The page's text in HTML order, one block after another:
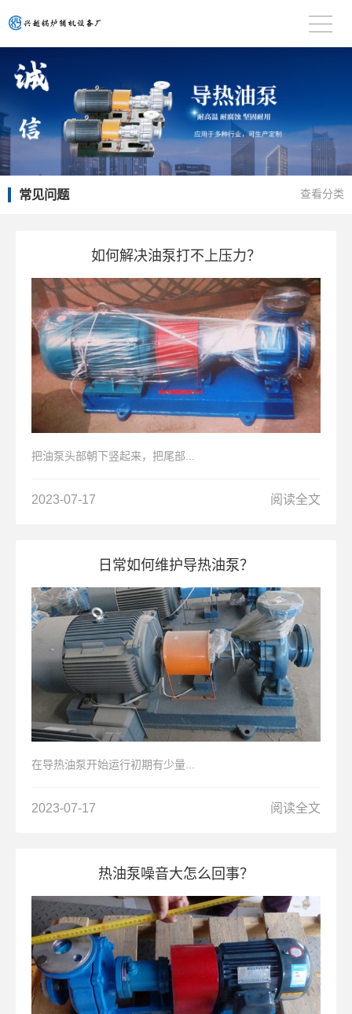
常见问题 查看分类
如何解决油泵打不上压力？
把油泵头部朝下竖起来，把尾部...
2023-07-17 阅读全文
日常如何维护导热油泵？
在导热油泵开始运行初期有少量...
2023-07-17 阅读全文
热油泵噪音大怎么回事？